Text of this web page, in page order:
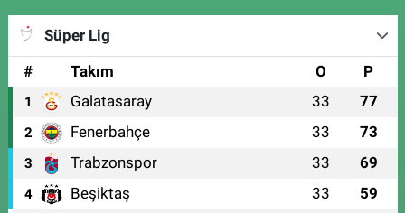
Süper Lig
#
Takım O P
1 Galatasaray 33 77
2 Fenerbahçe 33 73
3 Trabzonspor 33 69
4 Beşiktaş 33 59